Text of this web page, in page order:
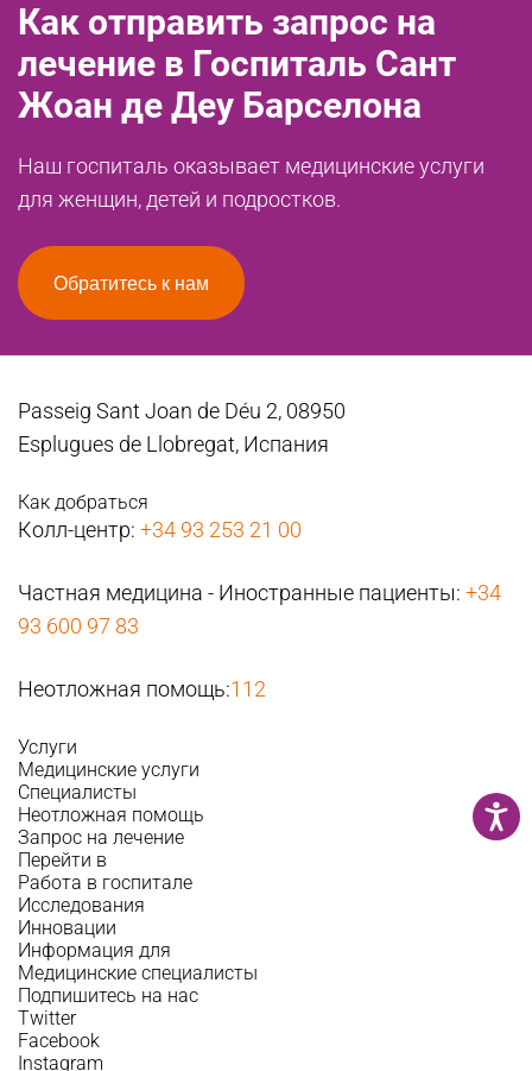
Как отправить запрос на
лечение в Госпиталь Сант
Жоан де Деу Барселона
Наш госпиталь оказывает медицинские услуги
для женщин, детей и подростков.
Обратитесь к нам
Passeig Sant Joan de Déu 2, 08950
Esplugues de Llobregat, Испания
Как добраться
Колл-центр: +34 93 253 21 00
Частная медицина - Иностранные пациенты: +34
93 600 97 83
Неотложная помощь:112
Услуги
Медицинские услуги
Специалисты
Неотложная помощь
Запрос на лечение
Перейти в
Работа в госпитале
Исследования
Инновации
Информация для
Медицинские специалисты
Подпишитесь на нас
Twitter
Facebook
Instagram